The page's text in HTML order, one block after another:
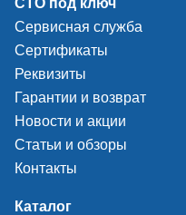
СТО под ключ
Сервисная служба
Сертификаты
Реквизиты
Гарантии и возврат
Новости и акции
Статьи и обзоры
Контакты
Каталог